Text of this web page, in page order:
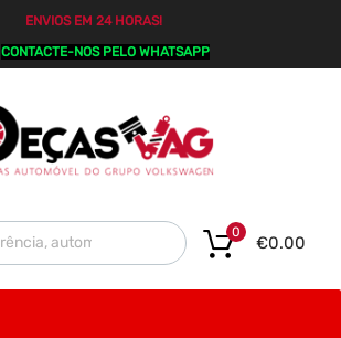
ENVIOS EM 24 HORAS!
CONTACTE-NOS PELO WHATSAPP
€0.00
0